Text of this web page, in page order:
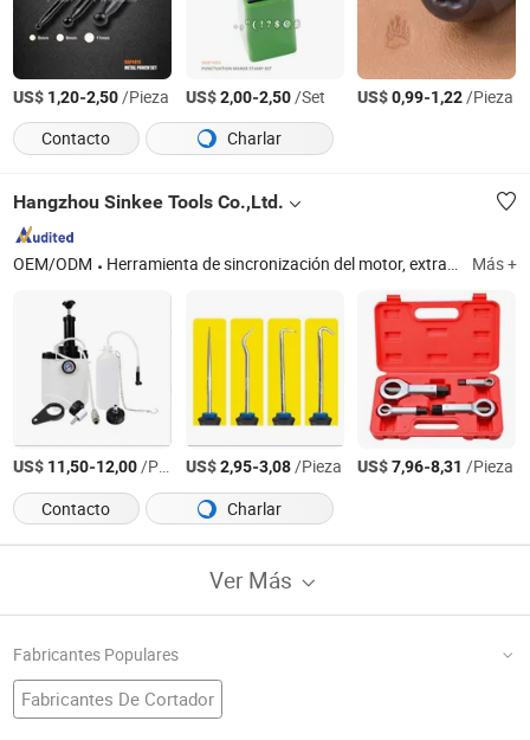
US$ 1,20-2,50/Pieza US$2,00-2,50/Set US$0,99-1,22/Pieza
Contacto
Charlar
Hangzhou Sinkee Tools Co.,Ltd.
OEM/ODM Herramienta de sincronización del motor, extractor de rodamientos, llave de torque, herramientas de reparación de automóviles, herramientas automotrices, herramientas para automóviles, herramienta para bujías, destornillador, llave inglesa Más +
US$ 11,50-12,00/Pieza US$2,95-3,08/Pieza US$7,96-8,31 /Pieza
Contacto
Charlar
Ver Más
Fabricantes Populares
Fabricantes De Cortador